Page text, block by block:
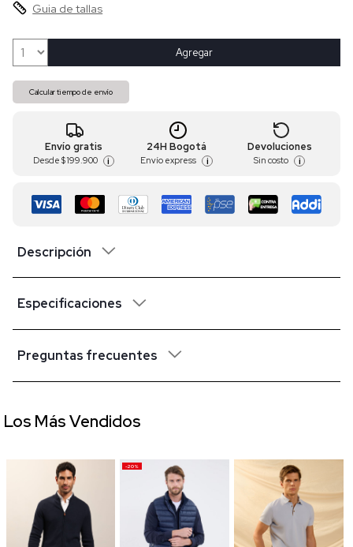
Guia de tallas
Agregar
Calcular tiempo de envío
Envío gratis
Desde $ 199.900 i
24H Bogotá
Envío express i
Devoluciones
Sin costo i
Descripción
Especificaciones
Preguntas frecuentes
-20%
Los Más Vendidos